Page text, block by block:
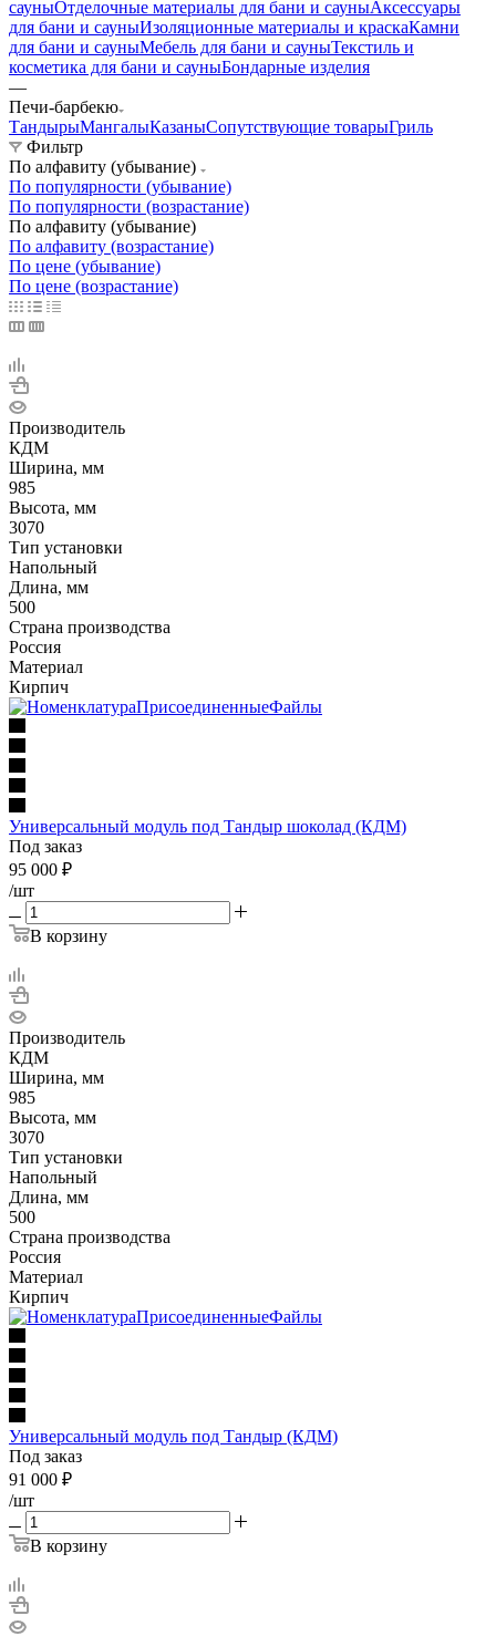
сауныОтделочные материалы для бани и сауныАксессуары
для бани и сауныИзоляционные материалы и краскаКамни
для бани и сауныМебель для бани и сауныТекстиль и
косметика для бани и сауныБондарные изделия
—
Печи-барбекю
ТандырыМангалыКазаныСопутствующие товарыГриль
Фильтр
По алфавиту (убывание)
По популярности (убывание)
По популярности (возрастание)
По алфавиту (убывание)
По алфавиту (возрастание)
По цене (убывание)
По цене (возрастание)
Производитель
КДМ
Ширина, мм
985
Высота, мм
3070
Тип установки
Напольный
Длина, мм
500
Страна производства
Россия
Материал
Кирпич
Универсальный модуль под Тандыр шоколад (КДМ)
Под заказ
95 000 ₽
/шт
В корзину
Производитель
КДМ
Ширина, мм
985
Высота, мм
3070
Тип установки
Напольный
Длина, мм
500
Страна производства
Россия
Материал
Кирпич
Универсальный модуль под Тандыр (КДМ)
Под заказ
91 000 ₽
/шт
В корзину